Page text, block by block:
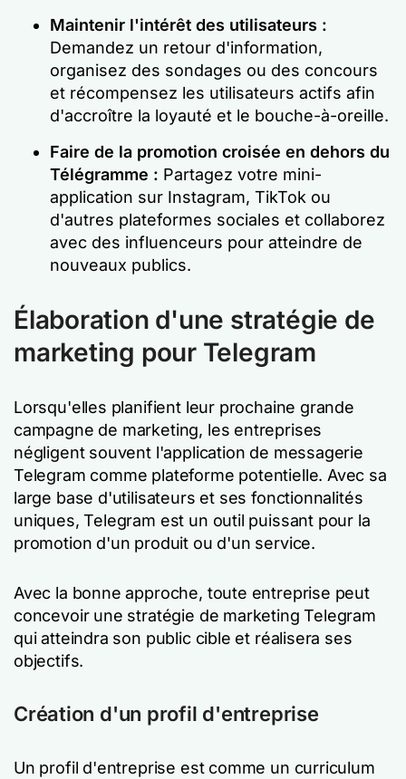
Maintenir l'intérêt des utilisateurs :
Demandez un retour d'information,
organisez des sondages ou des concours
et récompensez les utilisateurs actifs afin
d'accroître la loyauté et le bouche-à-oreille.
Faire de la promotion croisée en dehors du
Télégramme : Partagez votre mini-
application sur Instagram, TikTok ou
d'autres plateformes sociales et collaborez
avec des influenceurs pour atteindre de
nouveaux publics.
Élaboration d'une stratégie de
marketing pour Telegram
Lorsqu'elles planifient leur prochaine grande
campagne de marketing, les entreprises
négligent souvent l'application de messagerie
Telegram comme plateforme potentielle. Avec sa
large base d'utilisateurs et ses fonctionnalités
uniques, Telegram est un outil puissant pour la
promotion d'un produit ou d'un service.
Avec la bonne approche, toute entreprise peut
concevoir une stratégie de marketing Telegram
qui atteindra son public cible et réalisera ses
objectifs.
Création d'un profil d'entreprise
Un profil d'entreprise est comme un curriculum